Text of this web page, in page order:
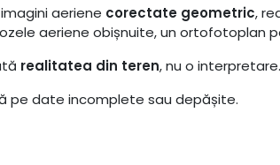
aeriene corectate geometric,
aeriene obișnuite, un ortofotoplan
realitatea din teren, nu o interpretare.
pe date incomplete sau depășite.